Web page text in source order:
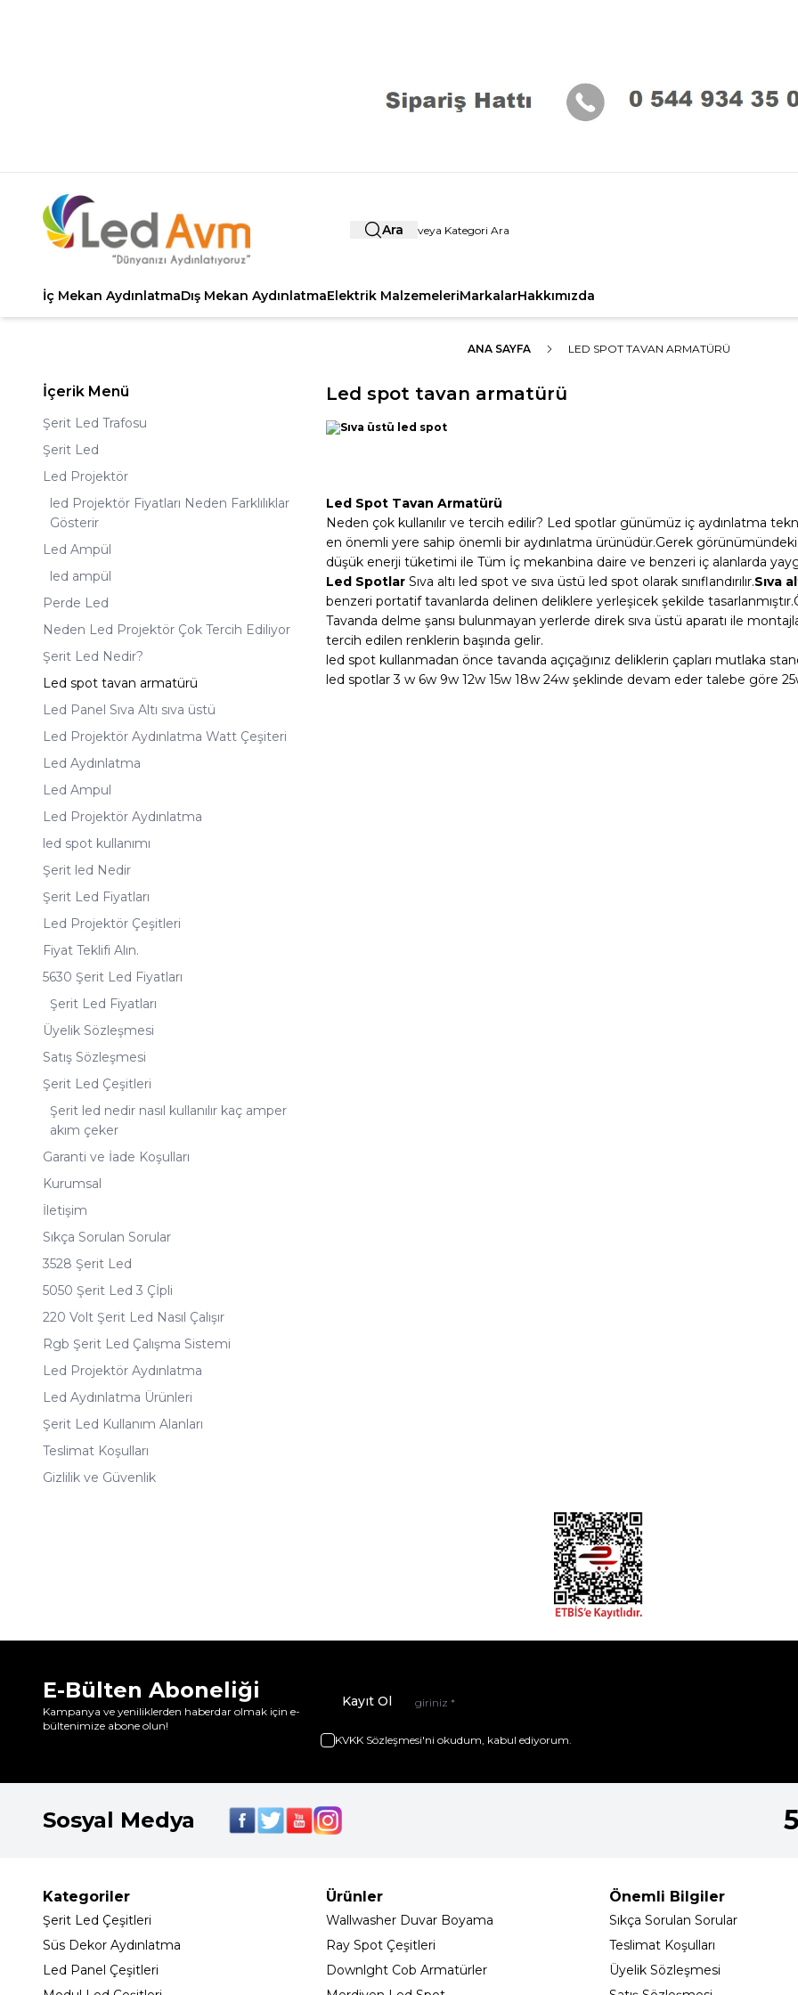
Ara
İç Mekan AydınlatmaDış Mekan AydınlatmaElektrik MalzemeleriMarkalarHakkımızda
ANA SAYFA LED SPOT TAVAN ARMATÜRÜ
İçerik Menü
Şerit Led Trafosu
Şerit Led
Led Projektör
led Projektör Fiyatları Neden Farklılıklar
Gösterir
Led Ampül
led ampül
Perde Led
Neden Led Projektör Çok Tercih Ediliyor
Şerit Led Nedir?
Led spot tavan armatürü
Led Panel Sıva Altı sıva üstü
Led Projektör Aydınlatma Watt Çeşiteri
Led Aydınlatma
Led Ampul
Led Projektör Aydınlatma
led spot kullanımı
Şerit led Nedir
Şerit Led Fiyatları
Led Projektör Çeşitleri
Fiyat Teklifi Alın.
5630 Şerit Led Fiyatları
Şerit Led Fiyatları
Üyelik Sözleşmesi
Satış Sözleşmesi
Şerit Led Çeşitleri
Şerit led nedir nasıl kullanılır kaç amper
akım çeker
Garanti ve İade Koşulları
Kurumsal
İletişim
Sıkça Sorulan Sorular
3528 Şerit Led
5050 Şerit Led 3 Çİpli
220 Volt Şerit Led Nasıl Çalışır
Rgb Şerit Led Çalışma Sistemi
Led Projektör Aydınlatma
Led Aydınlatma Ürünleri
Şerit Led Kullanım Alanları
Teslimat Koşulları
Gizlilik ve Güvenlik
Led spot tavan armatürü
Led Spot Tavan Armatürü
Neden çok kullanılır ve tercih edilir? Led spotlar günümüz iç aydınlatma
en önemli yere sahip önemli bir aydınlatma ürünüdür.Gerek görünümündeki
düşük enerji tüketimi ile Tüm İç mekanbina daire ve benzeri iç alanlarda
Led Spotlar Sıva altı led spot ve sıva üstü led spot olarak sınıflandırılır.Sıva
benzeri portatif tavanlarda delinen deliklere yerleşicek şekilde
Tavanda delme şansı bulunmayan yerlerde direk sıva üstü aparatı ile
tercih edilen renklerin başında gelir.
led spot kullanmadan önce tavanda açıçağınız deliklerin çapları mutlaka
led spotlar 3 w 6w 9w 12w 15w 18w 24w şeklinde devam eder talebe göre
E-Bülten Aboneliği
Kampanya ve yeniliklerden haberdar olmak için e-
bültenimize abone olun!
Kayıt Ol
KVKK Sözleşmesi'ni okudum, kabul ediyorum.
Sosyal Medya
Kategoriler
Şerit Led Çeşitleri
Süs Dekor Aydınlatma
Led Panel Çeşitleri
Ürünler
Wallwasher Duvar Boyama
Ray Spot Çeşitleri
Downlght Cob Armatürler
Önemli Bilgiler
Sıkça Sorulan Sorular
Teslimat Koşulları
Üyelik Sözleşmesi